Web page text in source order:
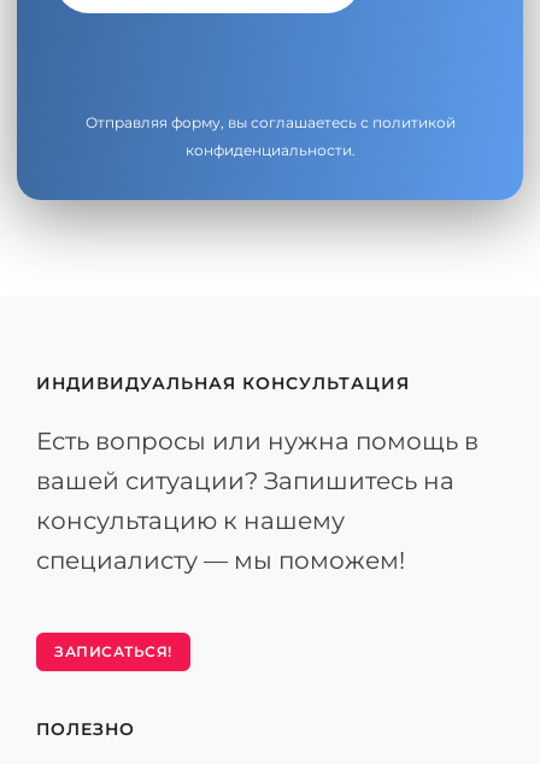
Отправляя форму, вы соглашаетесь с политикой
конфиденциальности.
ИНДИВИДУАЛЬНАЯ КОНСУЛЬТАЦИЯ
Есть вопросы или нужна помощь в
вашей ситуации? Запишитесь на
консультацию к нашему
специалисту — мы поможем!
ЗАПИСАТЬСЯ!
ПОЛЕЗНО